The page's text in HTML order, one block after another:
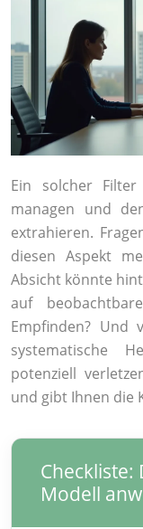
Ein solcher
managen und
extrahieren.
diesen Aspekt
Absicht könnte
auf
Empfinden? Und
systematische
potenziell
und gibt Ihnen die
Checkliste:
Modell